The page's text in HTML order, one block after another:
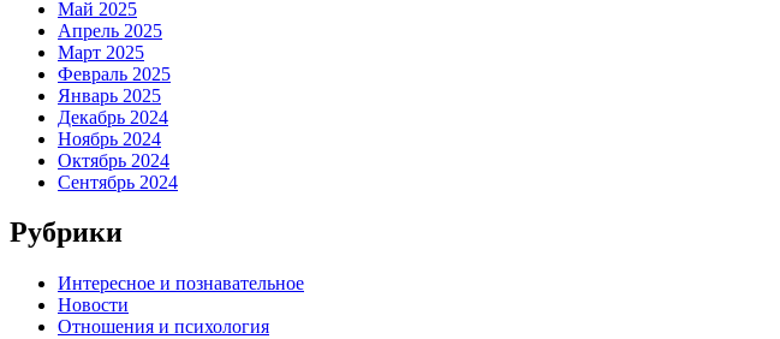
Май 2025
Апрель 2025
Март 2025
Февраль 2025
Январь 2025
Декабрь 2024
Ноябрь 2024
Октябрь 2024
Сентябрь 2024
Рубрики
Интересное и познавательное
Новости
Отношения и психология